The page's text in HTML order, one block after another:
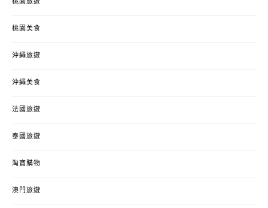
桃園旅遊
桃園美食
沖繩旅遊
沖繩美食
法國旅遊
泰國旅遊
淘寶購物
澳門旅遊